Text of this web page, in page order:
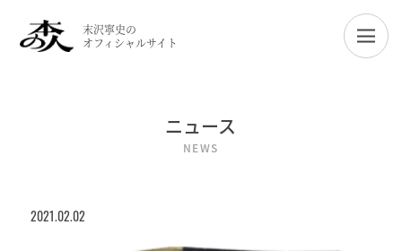
末沢寧史の
オフィシャルサイト
ニュース
NEWS
2021.02.02